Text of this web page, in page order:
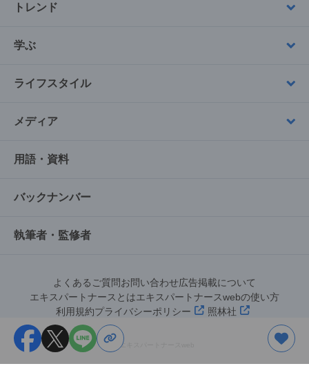
トレンド
学ぶ
ライフスタイル
メディア
用語・資料
バックナンバー
執筆者・監修者
よくあるご質問お問い合わせ広告掲載について
エキスパートナースとはエキスパートナースwebの使い方
利用規約プライバシーポリシー 照林社
©︎エキスパートナースweb